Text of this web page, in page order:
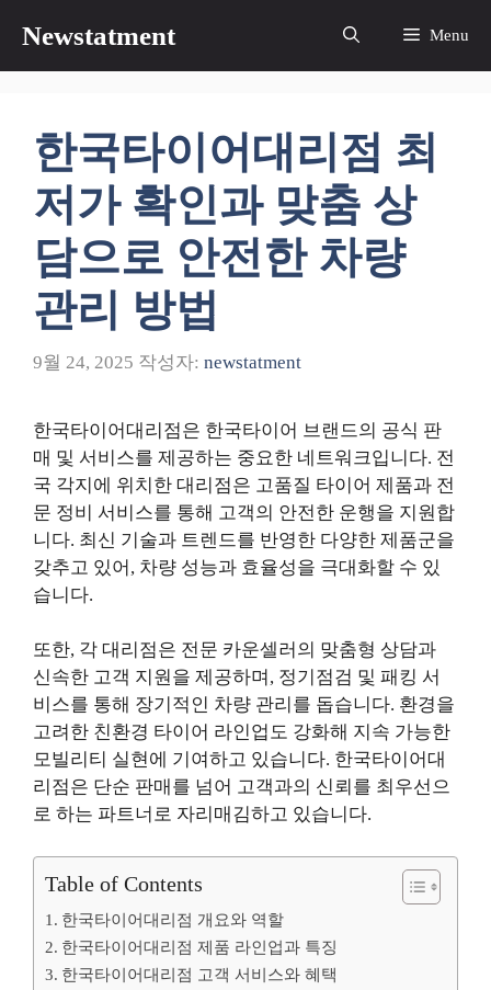
츠
Newstatment Menu
한국타이어대리점 최
저가 확인과 맞춤 상
담으로 안전한 차량
관리 방법
9월 24, 2025 작성자: newstatment
한국타이어대리점은 한국타이어 브랜드의 공식 판
매 및 서비스를 제공하는 중요한 네트워크입니다. 전
국 각지에 위치한 대리점은 고품질 타이어 제품과 전
문 정비 서비스를 통해 고객의 안전한 운행을 지원합
니다. 최신 기술과 트렌드를 반영한 다양한 제품군을
갖추고 있어, 차량 성능과 효율성을 극대화할 수 있
습니다.
또한, 각 대리점은 전문 카운셀러의 맞춤형 상담과
신속한 고객 지원을 제공하며, 정기점검 및 패킹 서
비스를 통해 장기적인 차량 관리를 돕습니다. 환경을
고려한 친환경 타이어 라인업도 강화해 지속 가능한
모빌리티 실현에 기여하고 있습니다. 한국타이어대
리점은 단순 판매를 넘어 고객과의 신뢰를 최우선으
로 하는 파트너로 자리매김하고 있습니다.
Table of Contents
한국타이어대리점 개요와 역할
한국타이어대리점 제품 라인업과 특징
한국타이어대리점 고객 서비스와 혜택